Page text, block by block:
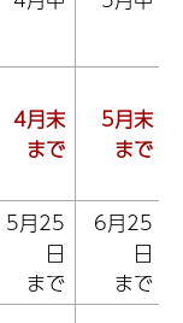
4月末
まで
5月末
まで
5月25
日
まで
6月25
日
まで